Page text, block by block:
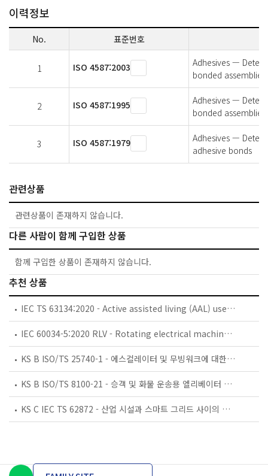
이력정보
No. 표준번호
1 ISO 4587:2003
Adhesives —
bonded assemblies
2 ISO 4587:1995
Adhesives —
bonded assemblies
3 ISO 4587:1979
Adhesives —
adhesive bonds
관련상품
관련상품이 존재하지 않습니다.
다른 사람이 함께 구입한 상품
함께 구입한 상품이 존재하지 않습니다.
추천 상품
IEC TS 63134:2020 - Active assisted living (AAL) use cases
IEC 60034-5:2020 RLV - Rotating electrical machines - Part 5: Degrees of protection provided by the integral design of rotating electrical machines (IP code) - Classification
KS B ISO/TS 25740-1 - 에스컬레이터 및 무빙워크에 대한 안전요건 — 제1부: 세계공통 필수 안전요건(GESRs)
KS B ISO/TS 8100-21 - 승객 및 화물 운송용 엘리베이터 —제21부: 세계공통 필수안전요건(GESRs)을 충족하는 세계공통 안전 파라미터(GSPs)
KS C IEC TS 62872 - 산업 시설과 스마트 그리드 사이의 산업 공정 측정, 제어 및 자동화 시스템 인터페이스